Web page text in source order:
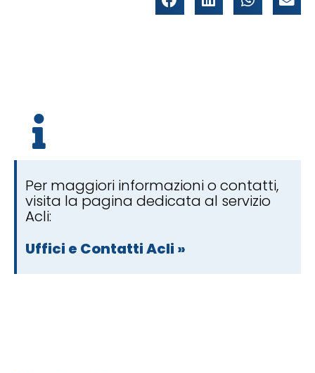
Per maggiori informazioni o contatti,
visita la pagina dedicata al servizio
Acli:
Uffici e Contatti Acli »